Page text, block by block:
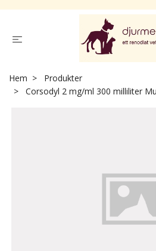
Hem
Produkter
Corsodyl 2 mg/ml 300 milliliter